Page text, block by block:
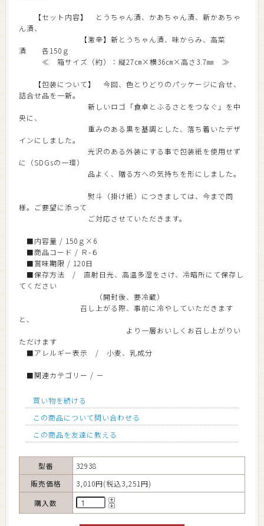
【セット内容】 とうちゃん漬、かあちゃん漬、新かあちゃ
ん漬、
【激辛】新とうちゃん漬、味からみ、高菜
漬 各150ｇ
≪ 箱サイズ（約）：縦27㎝×横36㎝×高さ3.7㎜ ≫
【包装について】 今回、色とりどりのパッケージに合せ、
詰合せ品を一新。
新しいロゴ「食卓とふるさとをつなぐ」を中
央に、
重みのある黒を基調とした、落ち着いたデザ
インにしました。
光沢のある外装にする事で包装紙を使用せず
に（SDGsの一環）
品よく、贈る方への気持ちを形にしました。
熨斗（掛け紙）につきましては、今まで同
様。ご要望に添って
ご対応させていただきます。
■内容量 / 150ｇ×6
■商品コード / Ｒ-６
■賞味期限 / 120日
■保存方法 / 直射日光、高温多湿をさけ、冷暗所にて保存し
てください
（開封後、要冷蔵）
召し上がる際、事前に冷やしていただきます
と、
より一層おいしくお召し上がりい
ただけます
■アレルギー表示 / 小麦、乳成分
■関連カテゴリー / －
買い物を続ける
この商品について問い合わせる
この商品を友達に教える
型番
32938
販売価格
3,010円(税込3,251円)
購入数